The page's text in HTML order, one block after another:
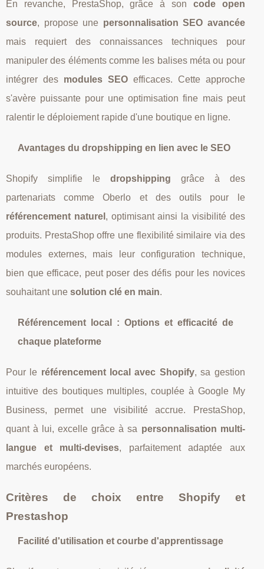
En revanche, PrestaShop, grâce à son code open
source, propose une personnalisation SEO avancée
mais requiert des connaissances techniques pour
manipuler des éléments comme les balises méta ou pour
intégrer des modules SEOefficaces. Cette approche
s'avère puissante pour une optimisation fine mais peut
ralentir le déploiement rapide d'une boutique en ligne.
Avantages du dropshipping en lien avec le SEO
Shopify simplifie le dropshipping grâce à des
partenariats comme Oberlo et des outils pour le
référencement naturel , optimisant ainsi la visibilité des
produits. PrestaShop offre une flexibilité similaire via des
modules externes, mais leur configuration technique,
bien que efficace, peut poser des défis pour les novices
souhaitant une solution clé en main.
Référencement local : Options et efficacité de
chaque plateforme
Pour le référencement local avec Shopify, sa gestion
intuitive des boutiques multiples, couplée à Google My
Business, permet une visibilité accrue. PrestaShop,
quant à lui, excelle grâce à sa personnalisation multi-
langue et multi-devises, parfaitement adaptée aux
marchés européens.
Critères de choix entre Shopify et
Prestashop
Facilité d'utilisation et courbe d'apprentissage